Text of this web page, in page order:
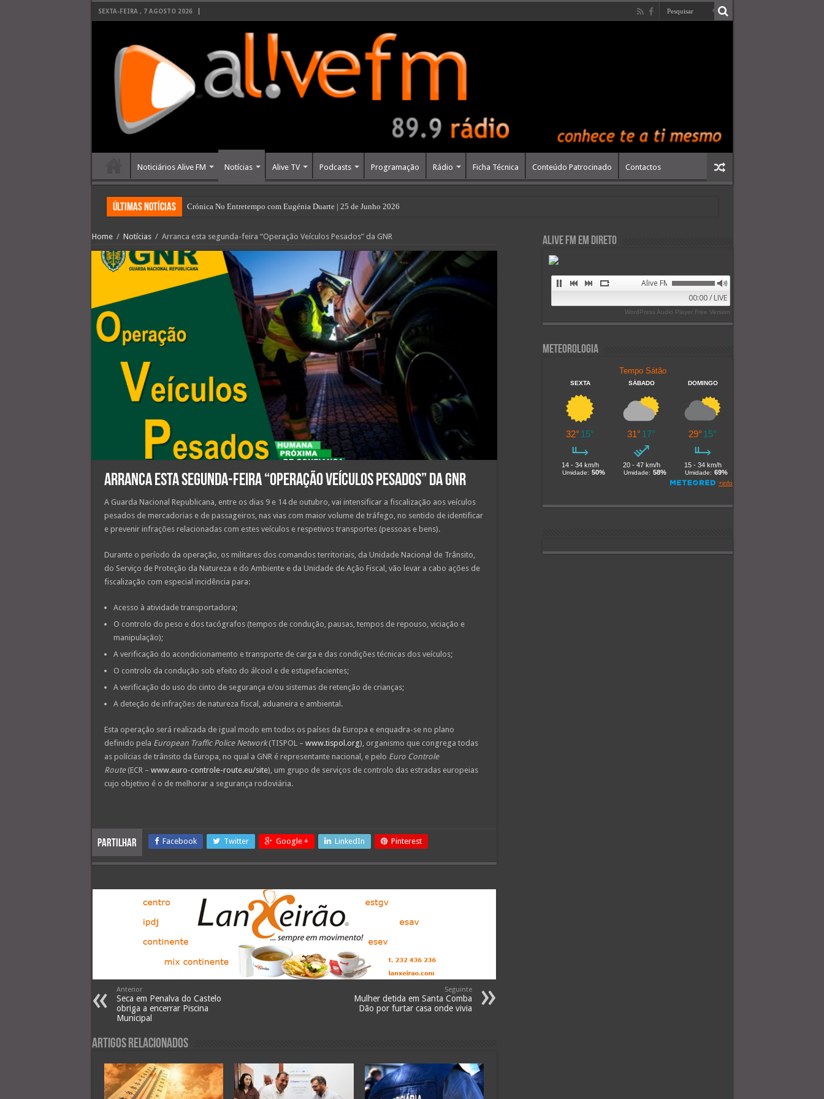
SEXTA-FEIRA , 7 AGOSTO 2026
Noticiários Alive FM Notícias Alive TV Podcasts Programação Rádio Ficha Técnica Conteúdo Patrocinado Contactos
últimas Notícias Crónica No Entretempo com Eugénia Duarte | 25 de Junho 2026
Home / Notícias / Arranca esta segunda-feira “Operação Veículos Pesados” da GNR
Arranca esta segunda-feira “Operação Veículos Pesados” da GNR
A Guarda Nacional Republicana, entre os dias 9 e 14 de outubro, vai intensificar a fiscalização aos veículos
pesados de mercadorias e de passageiros, nas vias com maior volume de tráfego, no sentido de identificar
e prevenir infrações relacionadas com estes veículos e respetivos transportes (pessoas e bens).
Durante o período da operação, os militares dos comandos territoriais, da Unidade Nacional de Trânsito,
do Serviço de Proteção da Natureza e do Ambiente e da Unidade de Ação Fiscal, vão levar a cabo ações de
fiscalização com especial incidência para:
Acesso à atividade transportadora;
O controlo do peso e dos tacógrafos (tempos de condução, pausas, tempos de repouso, viciação e
manipulação);
A verificação do acondicionamento e transporte de carga e das condições técnicas dos veículos;
O controlo da condução sob efeito do álcool e de estupefacientes;
A verificação do uso do cinto de segurança e/ou sistemas de retenção de crianças;
A deteção de infrações de natureza fiscal, aduaneira e ambiental.
Esta operação será realizada de igual modo em todos os países da Europa e enquadra-se no plano
definido pela European Traffic Police Network(TISPOL – www.tispol.org), organismo que congrega todas
as polícias de trânsito da Europa, no qual a GNR é representante nacional, e pelo Euro Controle
Route(ECR – www.euro-controle-route.eu/site), um grupo de serviços de controlo das estradas europeias
cujo objetivo é o de melhorar a segurança rodoviária.
Partilhar Facebook Twitter Google + LinkedIn Pinterest
Anterior
Seca em Penalva do Castelo
obriga a encerrar Piscina
Municipal
Seguinte
Mulher detida em Santa Comba
Dão por furtar casa onde vivia
Artigos Relacionados
Alive FM em Direto
Alive FM 89.9
00:00 / LIVE
WordPress Audio Player Free Version
Meteorologia